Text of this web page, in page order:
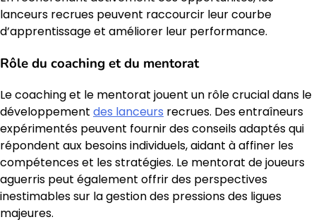
lanceurs recrues peuvent raccourcir leur courbe
d’apprentissage et améliorer leur performance.
Rôle du coaching et du mentorat
Le coaching et le mentorat jouent un rôle crucial dans le
développement des lanceurs recrues. Des entraîneurs
expérimentés peuvent fournir des conseils adaptés qui
répondent aux besoins individuels, aidant à affiner les
compétences et les stratégies. Le mentorat de joueurs
aguerris peut également offrir des perspectives
inestimables sur la gestion des pressions des ligues
majeures.